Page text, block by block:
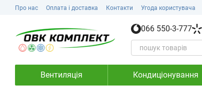
Перейти до основного контенту
Про нас Оплата і доставка Контакти Угода користувача
066 550-3-777
Вентиляція Кондиціонування